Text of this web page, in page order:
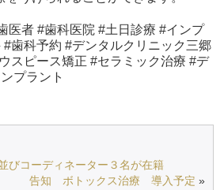
医者 #歯科医院 #土日診療 #インプ
歯科予約 #デンタルクリニック三郷
スピース矯正 #セラミック治療 #デ
プラント
びコーディネーター３名が在籍
告知 ボトックス治療 導入予定 »